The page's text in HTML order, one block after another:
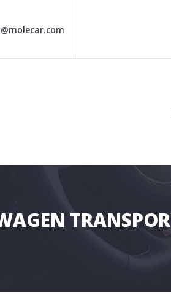
Córdoba